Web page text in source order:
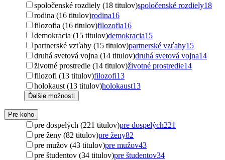
spoločenské rozdiely (18 titulov)spoločenské rozdiely18
rodina (16 titulov)rodina16
filozofia (16 titulov)filozofia16
demokracia (15 titulov)demokracia15
partnerské vzťahy (15 titulov)partnerské vzťahy15
druhá svetová vojna (14 titulov)druhá svetová vojna14
životné prostredie (14 titulov)životné prostredie14
filozofi (13 titulov)filozofi13
holokaust (13 titulov)holokaust13
Ďalšie možnosti
Pre koho
pre dospelých (221 titulov)pre dospelých221
pre ženy (82 titulov)pre ženy82
pre mužov (43 titulov)pre mužov43
pre študentov (34 titulov)pre študentov34